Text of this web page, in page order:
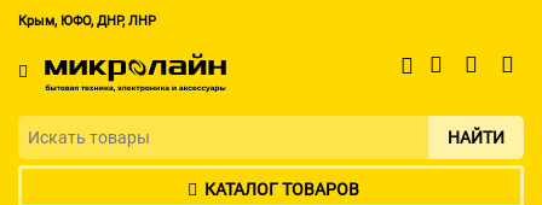
Крым, ЮФО, ДНР, ЛНР
НАЙТИ
КАТАЛОГ ТОВАРОВ